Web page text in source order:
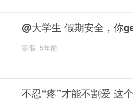
@大学生 假期安全，你
寒假 5年前
不忍“疼”才能不割爱 这